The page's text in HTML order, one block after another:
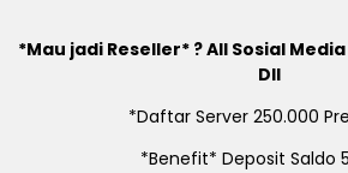
*Mau jadi Reseller* ? All Sosial
Dll
*Daftar Server 250.000
*Benefit* Deposit Saldo